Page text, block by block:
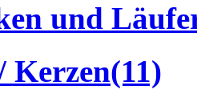
und
Kerzen(11)